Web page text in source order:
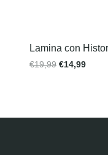
Lamina con
€19,99 €14,99